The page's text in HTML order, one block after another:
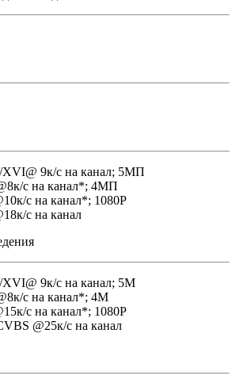
9к/с на канал; 5MП
с на канал*; 4MП
с на канал*; 1080P
с на канал
9к/с на канал; 5M
с на канал*; 4M
с на канал*; 1080P
@25к/с на канал